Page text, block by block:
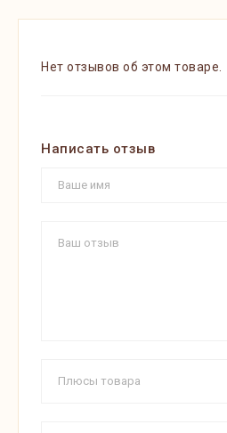
Нет отзывов об этом товаре.
Написать отзыв